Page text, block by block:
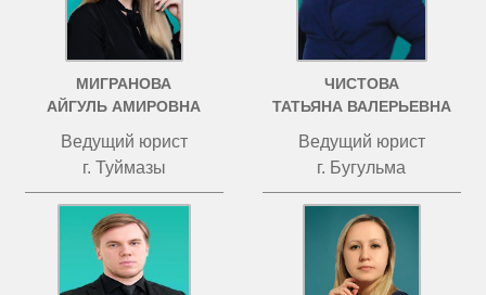
МИГРАНОВА
АЙГУЛЬ АМИРОВНА
Ведущий юрист
г. Туймазы
ЧИСТОВА
ТАТЬЯНА ВАЛЕРЬЕВНА
Ведущий юрист
г. Бугульма